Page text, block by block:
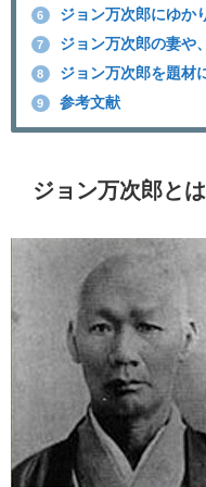
6 ジョン万次郎にゆか
7 ジョン万次郎の妻や
8 ジョン万次郎を題材
9 参考文献
ジョン万次郎と